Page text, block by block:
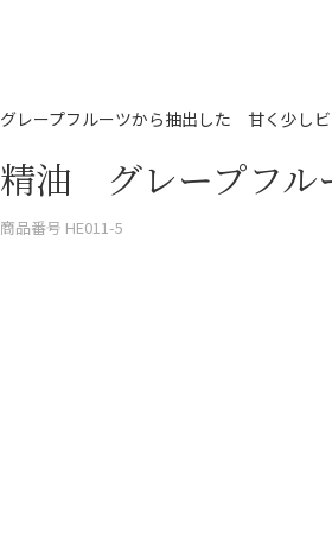
グレープフルーツから抽出した 甘く少し
精油 グレープフ
商品番号 HE011-5